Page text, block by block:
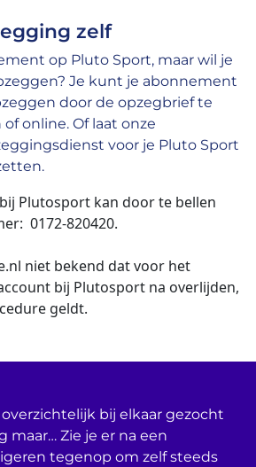
zelf
op Pluto Sport, maar wil je
Je kunt je abonnement
door de opzegbrief te
online. Of laat onze
voor je Pluto Sport
Plutosport kan door te bellen
0172-820420.
niet bekend dat voor het
bij Plutosport na overlijden,
geldt.
bij elkaar gezocht
maar… Zie je er na een
tegenop om zelf steeds